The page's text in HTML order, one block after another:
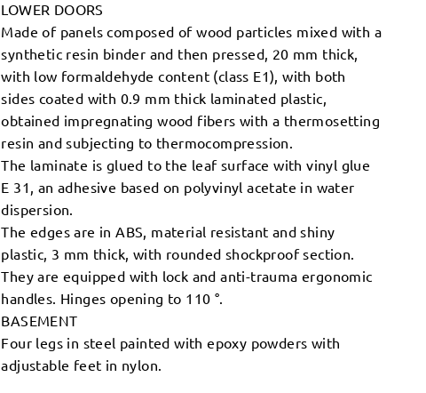
LOWER DOORS
Made of panels composed of wood particles mixed with a
synthetic resin binder and then pressed, 20 mm thick,
with low formaldehyde content (class E1), with both
sides coated with 0.9 mm thick laminated plastic,
obtained impregnating wood fibers with a thermosetting
resin and subjecting to thermocompression.
The laminate is glued to the leaf surface with vinyl glue
E 31, an adhesive based on polyvinyl acetate in water
dispersion.
The edges are in ABS, material resistant and shiny
plastic, 3 mm thick, with rounded shockproof section.
They are equipped with lock and anti-trauma ergonomic
handles. Hinges opening to 110 °.
BASEMENT
Four legs in steel painted with epoxy powders with
adjustable feet in nylon.